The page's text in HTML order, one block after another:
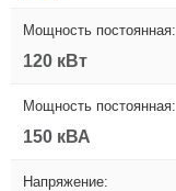
Мощность постоянная:
120 кВт
Мощность постоянная:
150 кВА
Напряжение: